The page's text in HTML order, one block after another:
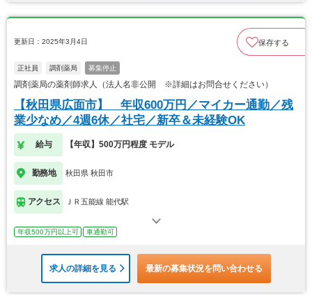
更新日：2025年3月4日 保存する
正社員 調剤薬局 募集停止
調剤薬局の薬剤師求人（法人名非公開 ※詳細はお問合せください）
【秋田県広面市】 年収600万円／マイカー通勤／残
業少なめ／4週6休／社宅／新卒＆未経験OK
給与 【年収】500万円程度 モデル
勤務地 秋田県 秋田市
アクセス ＪＲ五能線 能代駅
年収500万円以上可 車通勤可
求人の詳細を見る 最新の募集状況を問い合わせる